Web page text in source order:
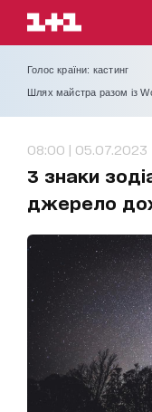
Голос країни: кастинг
Шлях майстра разом із
08:00 | 05.07.2023
3 знаки
джерело